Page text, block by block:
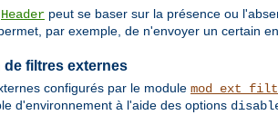
Header peut se baser sur la présence ou
par exemple, de n'envoyer un certain
filtres externes
configurés par le module
d'environnement à l'aide des options